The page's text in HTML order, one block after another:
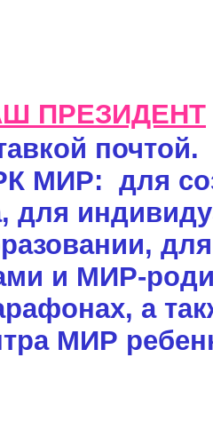
ПРЕЗИДЕНТ
МИР: для
для
и МИР-
а
МИР